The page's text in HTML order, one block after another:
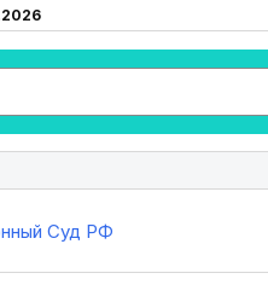
Суд РФ